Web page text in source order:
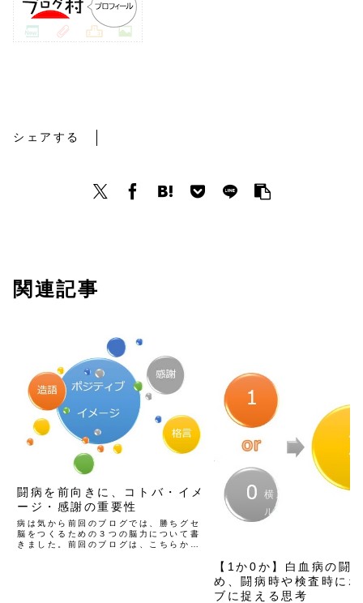
シェアする
関連記事
闘病を前向きに、コトバ・イメ
ージ・感謝の重要性
病は気から前回のブログでは、勝ちグセ
脳をつくるための３つの脳力について書
きました。前回のブログは、こちらから
【1か0か】白血病の闘
め、闘病時や検査時に
ブに捉える思考
横スクロー
ルできます